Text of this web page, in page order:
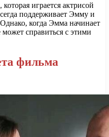
играется актрисой
поддерживает Эмму и
когда Эмма начинает
справиться с этими
фильма